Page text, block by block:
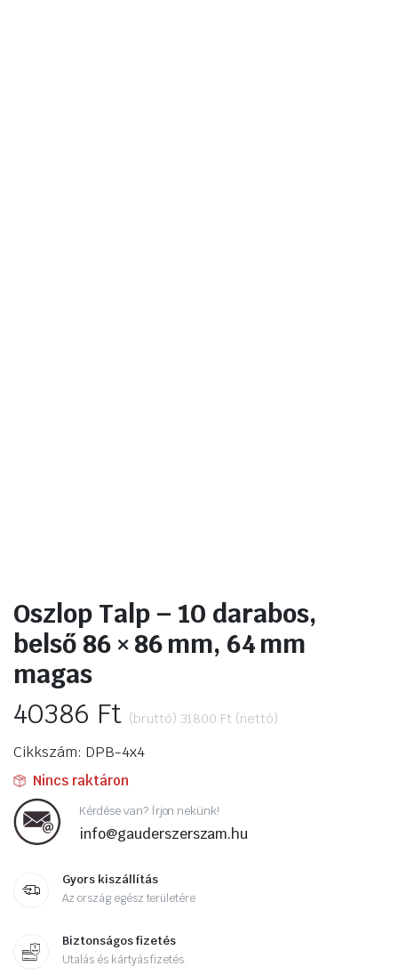
Oszlop Talp – 10 darabos,
belső 86 × 86 mm, 64 mm
magas
40386 Ft (bruttó) 31800 Ft (nettó)
Cikkszám: DPB-4x4
Nincs raktáron
Kérdése van? Írjon nekünk!
info@gauderszerszam.hu
Gyors kiszállítás
Az ország egész területére
Biztonságos fizetés
Utalás és kártyás fizetés.